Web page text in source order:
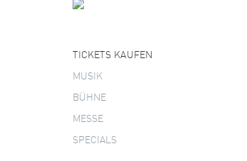
TICKETS KAUFEN
MUSIK
BÜHNE
MESSE
SPECIALS